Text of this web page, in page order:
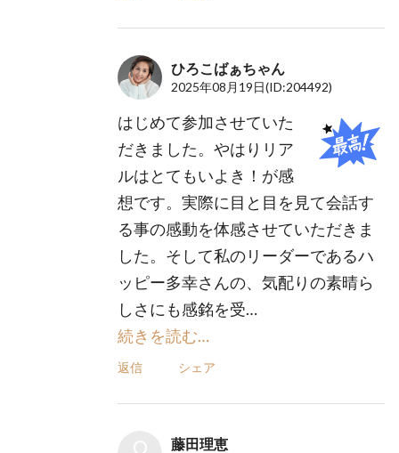
ひろこばぁちゃん
2025年08月19日(ID:204492)
はじめて参加させていた
だきました。やはりリア
ルはとてもいよき！が感
想です。実際に目と目を見て会話す
る事の感動を体感させていただきま
した。そして私のリーダーであるハ
ッピー多幸さんの、気配りの素晴ら
しさにも感銘を受…
続きを読む…
返信 シェア
藤田理恵